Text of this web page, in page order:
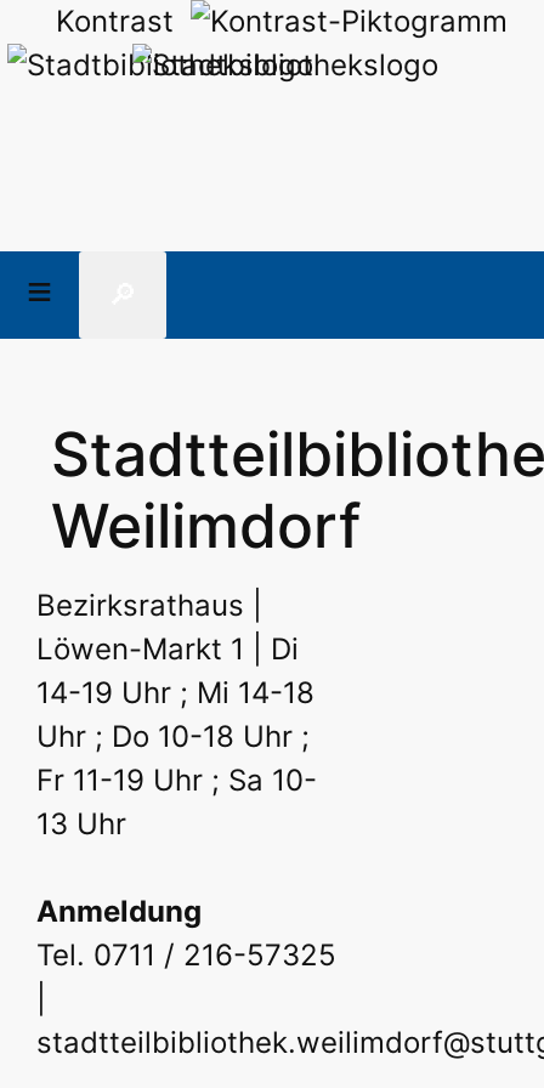
Kontrast
Weilimdorf
Bezirksrathaus |
Löwen-Markt 1 | Di
14-19 Uhr ; Mi 14-18
Uhr ; Do 10-18 Uhr ;
Fr 11-19 Uhr ; Sa 10-
13 Uhr
Anmeldung
Tel. 0711 / 216-57325